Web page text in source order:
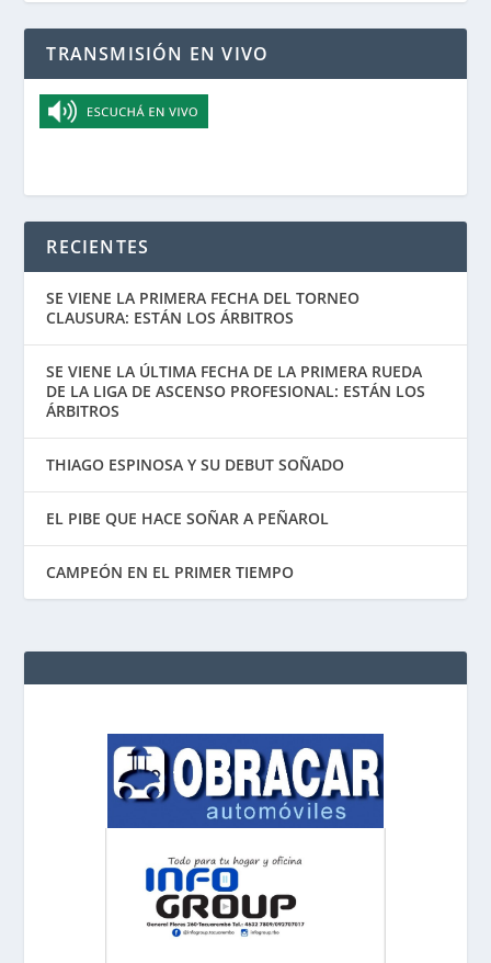
TRANSMISIÓN EN VIVO
RECIENTES
SE VIENE LA PRIMERA FECHA DEL TORNEO
CLAUSURA: ESTÁN LOS ÁRBITROS
SE VIENE LA ÚLTIMA FECHA DE LA PRIMERA RUEDA
DE LA LIGA DE ASCENSO PROFESIONAL: ESTÁN LOS
ÁRBITROS
THIAGO ESPINOSA Y SU DEBUT SOÑADO
EL PIBE QUE HACE SOÑAR A PEÑAROL
CAMPEÓN EN EL PRIMER TIEMPO